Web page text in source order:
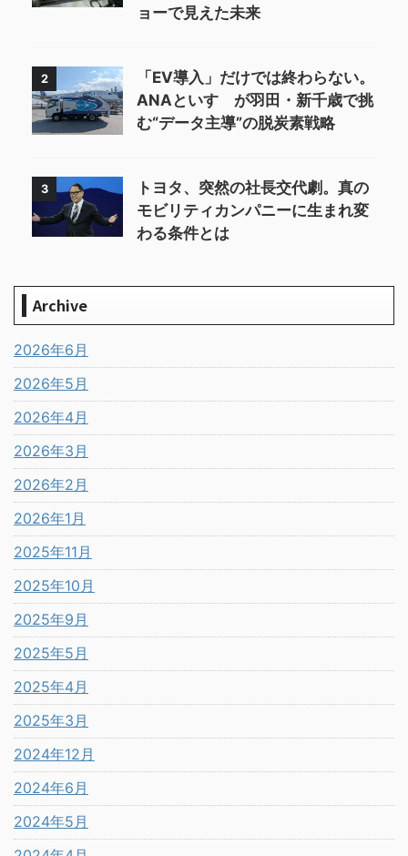
ョーで見えた未来
2
「EV導入」だけでは終わらない。
ANAといすゞが羽田・新千歳で挑
む“データ主導”の脱炭素戦略
3
トヨタ、突然の社長交代劇。真の
モビリティカンパニーに生まれ変
わる条件とは
Archive
2026年6月
2026年5月
2026年4月
2026年3月
2026年2月
2026年1月
2025年11月
2025年10月
2025年9月
2025年5月
2025年4月
2025年3月
2024年12月
2024年6月
2024年5月